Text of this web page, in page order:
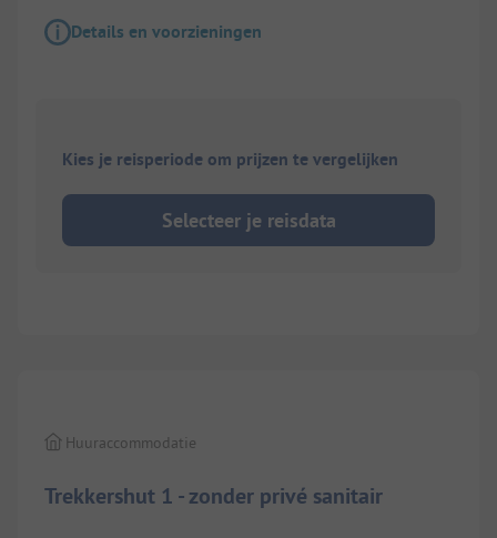
Details en voorzieningen
Kies je reisperiode om prijzen te vergelijken
Selecteer je reisdata
Trekkershut 1 - zonder privé sanitair
Huuraccommodatie